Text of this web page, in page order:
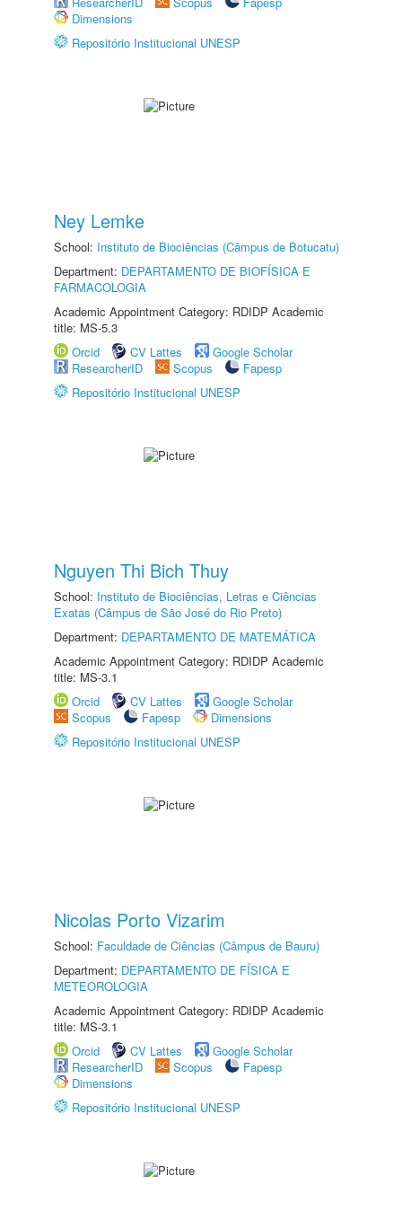
Dimensions
Repositório Institucional UNESP
Ney Lemke
School: Instituto de Biociências (Câmpus de Botucatu)
Department: DEPARTAMENTO DE BIOFÍSICA E
FARMACOLOGIA
Academic Appointment Category: RDIDP Academic
title: MS-5.3
Orcid
CV Lattes
Google Scholar
ResearcherID
Scopus
Fapesp
Repositório Institucional UNESP
Nguyen Thi Bich Thuy
School: Instituto de Biociências, Letras e Ciências
Exatas (Câmpus de São José do Rio Preto)
Department: DEPARTAMENTO DE MATEMÁTICA
Academic Appointment Category: RDIDP Academic
title: MS-3.1
Orcid
CV Lattes
Google Scholar
Scopus
Fapesp
Dimensions
Repositório Institucional UNESP
Nicolas Porto Vizarim
School: Faculdade de Ciências (Câmpus de Bauru)
Department: DEPARTAMENTO DE FÍSICA E
METEOROLOGIA
Academic Appointment Category: RDIDP Academic
title: MS-3.1
Orcid
CV Lattes
Google Scholar
ResearcherID
Scopus
Fapesp
Dimensions
Repositório Institucional UNESP